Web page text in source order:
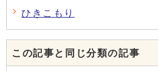
ひきこもり
この記事と同じ分類の記事